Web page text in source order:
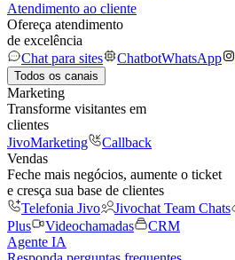
Atendimento ao cliente
Ofereça atendimento
de excelência
Chat para sites
ChatbotWhatsApp
Todos os canais
Marketing
Transforme visitantes em
clientes
JivoMarketing
Callback
Vendas
Feche mais negócios, aumente o ticket
e cresça sua base de clientes
Telefonia Jivo
Jivochat Team Chats
Plus
Videochamadas
CRM
Agente IA